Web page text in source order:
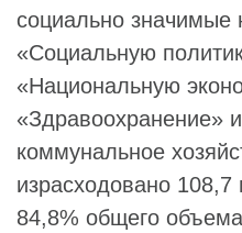
социально значимые
«Социальную
«Национальную
«Здравоохранение»
коммунальное
израсходовано
84,8% общего